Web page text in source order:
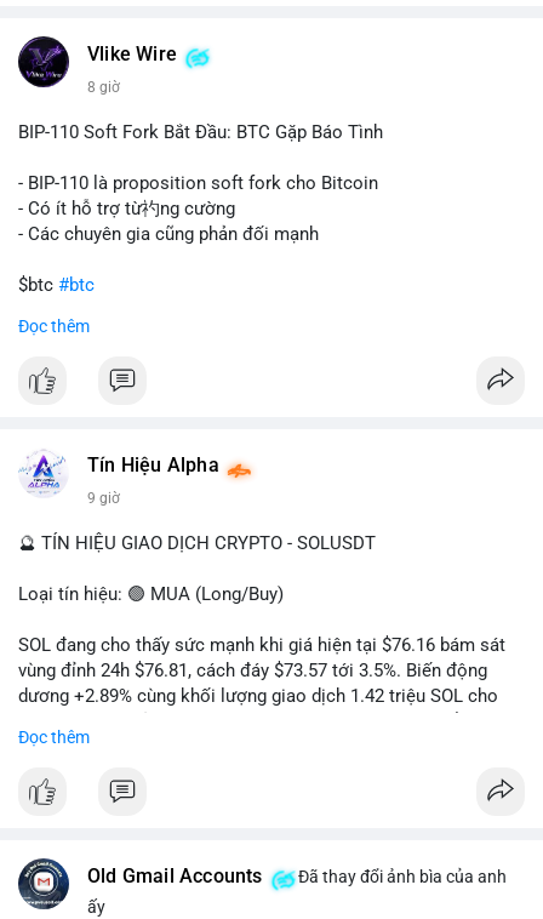
này có thể phản ánh ba kịch bản chính: thứ nhất, cá voi đang
chuẩn bị thanh khoản bằng cách chuyển lên sàn giao dịch, tạo
để nắm giữ dài hạn, thể hiện niềm tin vào xu hướng tăng; thứ
tán rủi ro. Với mức giá 65K, khối lượng này không quá lớn để
gây sốc thanh khoản tức thời, nhưng vẫn đủ sức tạo biến động
tâm lý ngắn hạn nếu hướng đến sàn tập trung.
Lời khuyên cho nhà đầu tư nhỏ lẻ:
hướng đi của dòng tiền. Tránh hành động theo cảm xúc, ưu
rõ ràng về đích đến của số BTC này.
#dongtienlon
Vlike Wire
8 giờ
BIP-110 Soft Fork Bắt Đầu: BTC Gặp Báo Tình
- BIP-110 là proposition soft fork cho Bitcoin
- Có ít hỗ trợ từ礿ng cường
- Các chuyên gia cũng phản đối mạnh
$btc #btc
#vlikevn
📰 Nguồn: CoinDesk
Đọc thêm
Tín Hiệu Alpha
9 giờ
🔮 TÍN HIỆU GIAO DỊCH CRYPTO - SOLUSDT
Loại tín hiệu: 🟢 MUA (Long/Buy)
SOL đang cho thấy sức mạnh khi giá hiện tại $76.16 bám sát
vùng đỉnh 24h $76.81, cách đáy $73.57 tới 3.5%. Biến động
dương +2.89% cùng khối lượng giao dịch 1.42 triệu SOL cho
hoàn toàn nhịp điều chỉnh.
Khuyến nghị giao dịch cụ thể:
- Mục tiêu chốt lời: TP1: 77.50, TP2: 78.80
- Cắt lỗ: 74.90 (dưới vùng hỗ trợ gần nhất)
Đọc thêm
Old Gmail Accounts
Đã thay đổi ảnh bìa của anh
ấy